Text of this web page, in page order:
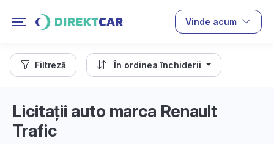
Vinde acum
Filtreză În ordinea închiderii
Licitații auto marca Renault
Trafic